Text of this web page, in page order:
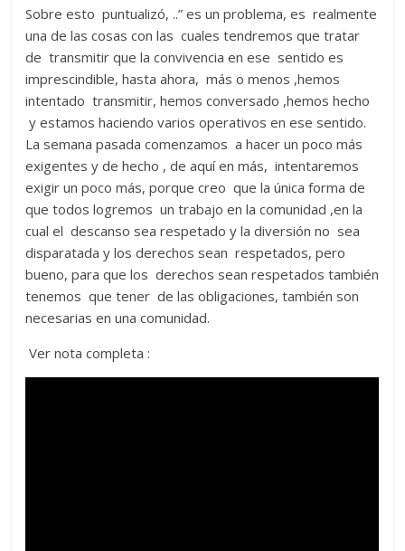
Sobre esto puntualizó, ..” es un problema, es realmente
una de las cosas con las cuales tendremos que tratar
de transmitir que la convivencia en ese sentido es
imprescindible, hasta ahora, más o menos ,hemos
intentado transmitir, hemos conversado ,hemos hecho
y estamos haciendo varios operativos en ese sentido.
La semana pasada comenzamos a hacer un poco más
exigentes y de hecho , de aquí en más, intentaremos
exigir un poco más, porque creo que la única forma de
que todos logremos un trabajo en la comunidad ,en la
cual el descanso sea respetado y la diversión no sea
disparatada y los derechos sean respetados, pero
bueno, para que los derechos sean respetados también
tenemos que tener de las obligaciones, también son
necesarias en una comunidad.
Ver nota completa :